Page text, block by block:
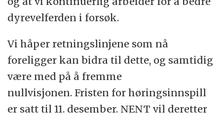
dyrevelferden i forsøk.
Vi håper retningslinjene som nå
foreligger kan bidra til dette, og samtidig
være med på å fremme
nullvisjonen. Fristen for høringsinnspill
er satt til 11. desember. NENT vil deretter